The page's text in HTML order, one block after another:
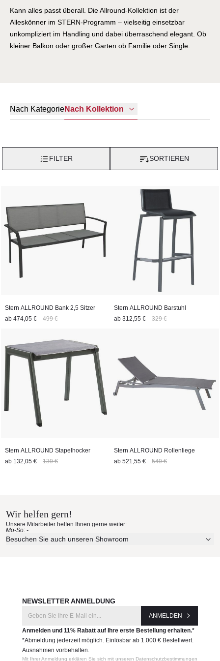
Kann alles passt überall. Die Allround-Kollektion ist der
Alleskönner im STERN-Programm – vielseitig einsetzbar
unkompliziert im Handling und dabei überraschend elegant. Ob
kleiner Balkon oder großer Garten ob Familie oder Single:
Nach KategorieNach Kollektion
FILTER SORTIEREN
Stern ALLROUND Bank 2,5 Sitzer
ab 474,05 € 499 €
Stern ALLROUND Barstuhl
ab 312,55 € 329 €
Stern ALLROUND Stapelhocker
ab 132,05 € 139 €
Stern ALLROUND Rollenliege
ab 521,55 € 549 €
Wir helfen gern!
Unsere Mitarbeiter helfen Ihnen gerne weiter:
Mo-So: -
Besuchen Sie auch unseren Showroom
NEWSLETTER ANMELDUNG
ANMELDEN
Anmelden und 11% Rabatt auf Ihre erste Bestellung erhalten.*
*Abmeldung jederzeit möglich. Einlösbar ab 1.000 € Bestellwert.
Ausnahmen vorbehalten.
Mit Ihrer Anmeldung erklären Sie sich mit unseren Datenschutzbestimmungen